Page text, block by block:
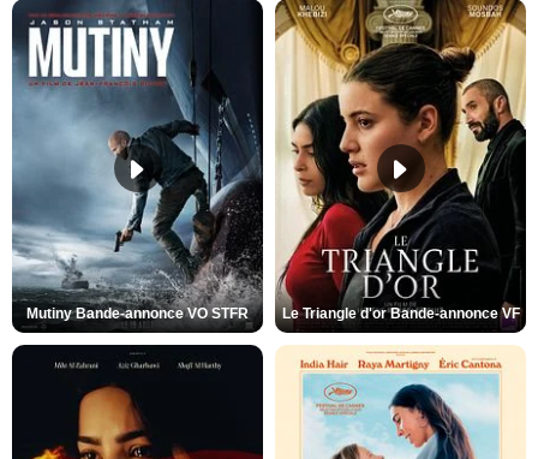
Mutiny Bande-annonce VO STFR Le Triangle d'or Bande-annonce VF